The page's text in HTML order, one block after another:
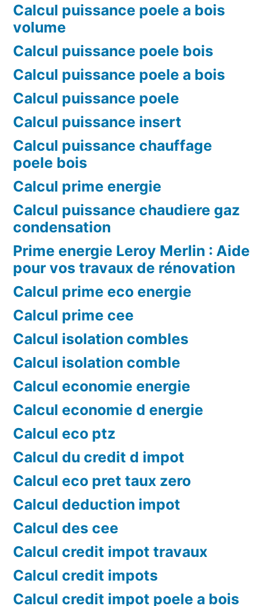
Calcul puissance poele a bois
volume
Calcul puissance poele bois
Calcul puissance poele a bois
Calcul puissance poele
Calcul puissance insert
Calcul puissance chauffage
poele bois
Calcul prime energie
Calcul puissance chaudiere gaz
condensation
Prime energie Leroy Merlin : Aide
pour vos travaux de rénovation
Calcul prime eco energie
Calcul prime cee
Calcul isolation combles
Calcul isolation comble
Calcul economie energie
Calcul economie d energie
Calcul eco ptz
Calcul du credit d impot
Calcul eco pret taux zero
Calcul deduction impot
Calcul des cee
Calcul credit impot travaux
Calcul credit impots
Calcul credit impot poele a bois